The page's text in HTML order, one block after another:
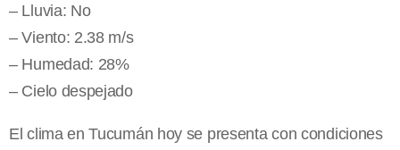
– Lluvia: No
– Viento: 2.38 m/s
– Humedad: 28%
– Cielo despejado
El clima en Tucumán hoy se presenta con condiciones